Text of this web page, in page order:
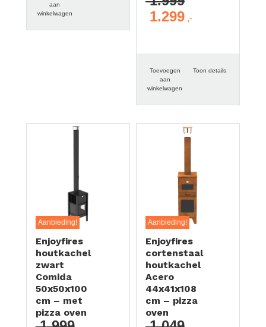
aan
winkelwagen
Oorspronkelijke
1.299Huidige
Toevoegen
aan
winkelwagen
Toon details
Enjoyfires
houtkachel
zwart
Comida
50x50x100
cm – met
pizza oven
Aanbieding!
Enjoyfires
cortenstaal
houtkachel
Acero
44x41x108
cm – pizza
oven
Aanbieding!